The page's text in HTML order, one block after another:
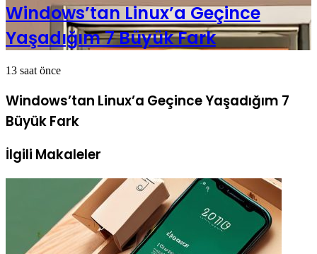
Windows’tan Linux’a Geçince
Yaşadığım 7 Büyük Fark
13 saat önce
Windows’tan Linux’a Geçince Yaşadığım 7
Büyük Fark
İlgili Makaleler